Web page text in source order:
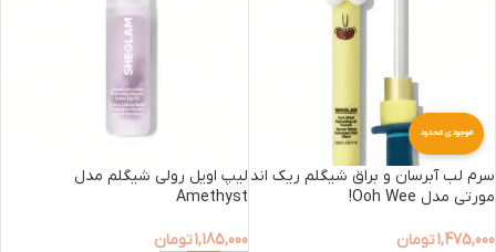
موجودی محدود
سرم لب آبرسان و براق شیگلم ریک اند
مورتی مدل Ooh Wee!
1,475,000تومان
لیپ اویل رولی شیگلم مدل
Amethyst
1,185,000تومان